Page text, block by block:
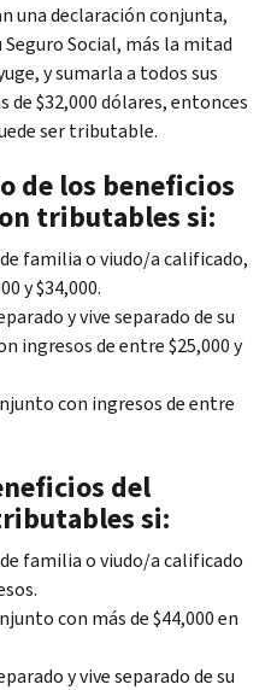
una declaración conjunta,
Social, más la mitad
y sumarla a todos sus
de $32,000 dólares, entonces
ser tributable.
de los beneficios
tributables si:
familia o viudo/a calificado,
y $34,000.
y vive separado de su
ingresos de entre $25,000 y
con ingresos de entre
del
si:
familia o viudo/a calificado
con más de $44,000 en
y vive separado de su